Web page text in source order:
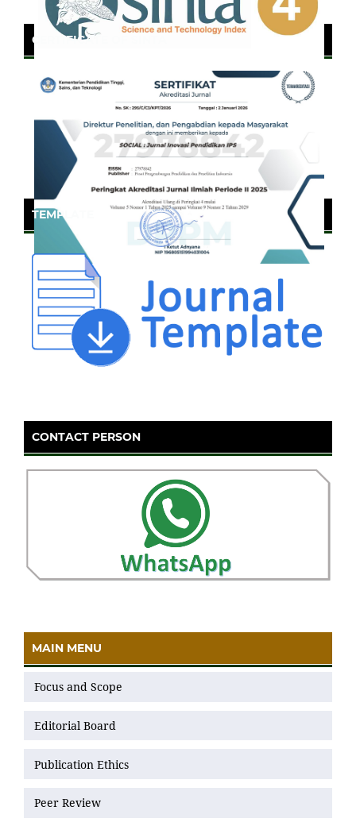
CERTIFICATE OF SINTA
TEMPLATE
CONTACT PERSON
MAIN MENU
Focus and Scope
Editorial Board
Publication Ethics
Peer Review